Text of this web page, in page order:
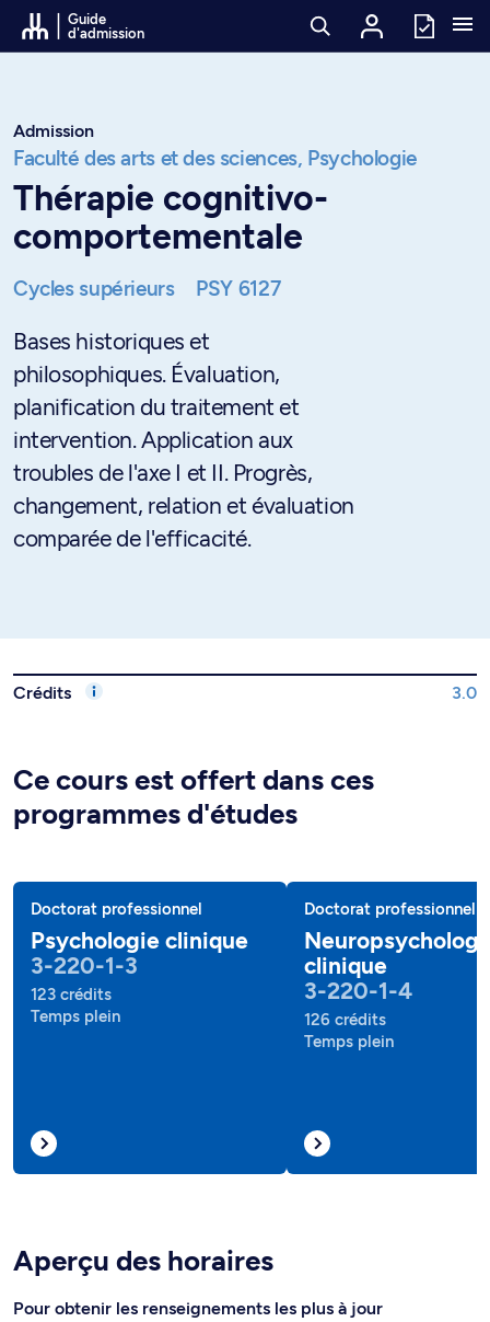
Passer au contenu
Guide
d'admission
Admission
Faculté des arts et des sciences, Psychologie
Thérapie cognitivo-
comportementale
Cycles supérieurs PSY 6127
Bases historiques et
philosophiques. Évaluation,
planification du traitement et
intervention. Application aux
troubles de l'axe I et II. Progrès,
changement, relation et évaluation
comparée de l'efficacité.
Crédits 3.0
Ce cours est offert dans ces
programmes d'études
Doctorat professionnel
Psychologie clinique
3-220-1-3
123 crédits
Temps plein
Doctorat professionnel
clinique
3-220-1-4
126 crédits
Temps plein
Aperçu des horaires
Pour obtenir les renseignements les plus à jour